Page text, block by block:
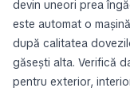
devin uneori prea
este automat o
după calitatea
găsești alta. Verifică
pentru exterior,